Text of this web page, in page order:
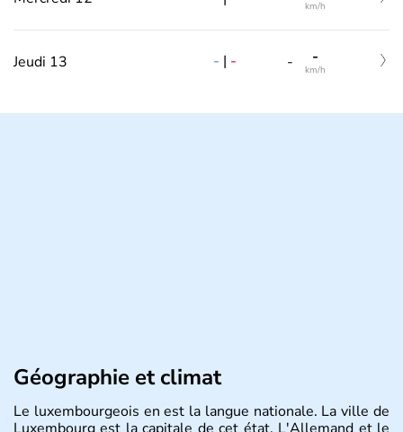
km/h
Jeudi 13 - | - - -
km/h
Géographie et climat
Le luxembourgeois en est la langue nationale. La ville de